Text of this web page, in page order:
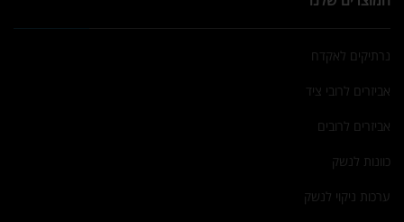
נרתיקים לאקדח
אביזרים לרובי ציד
אביזרים לרובים
כוונות לנשק
ערכות ניקוי לנשק